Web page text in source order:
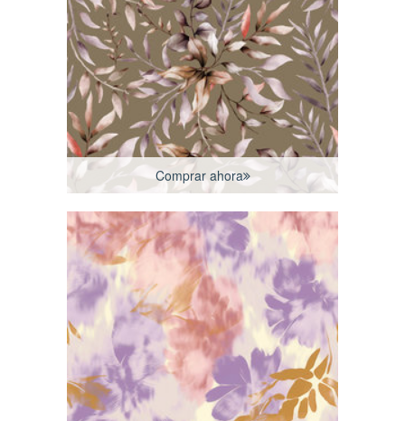
Comprar ahora